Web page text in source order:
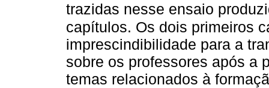
trazidas nesse ensaio
capítulos. Os dois primeiros
imprescindibilidade para a
sobre os professores após a
temas relacionados à